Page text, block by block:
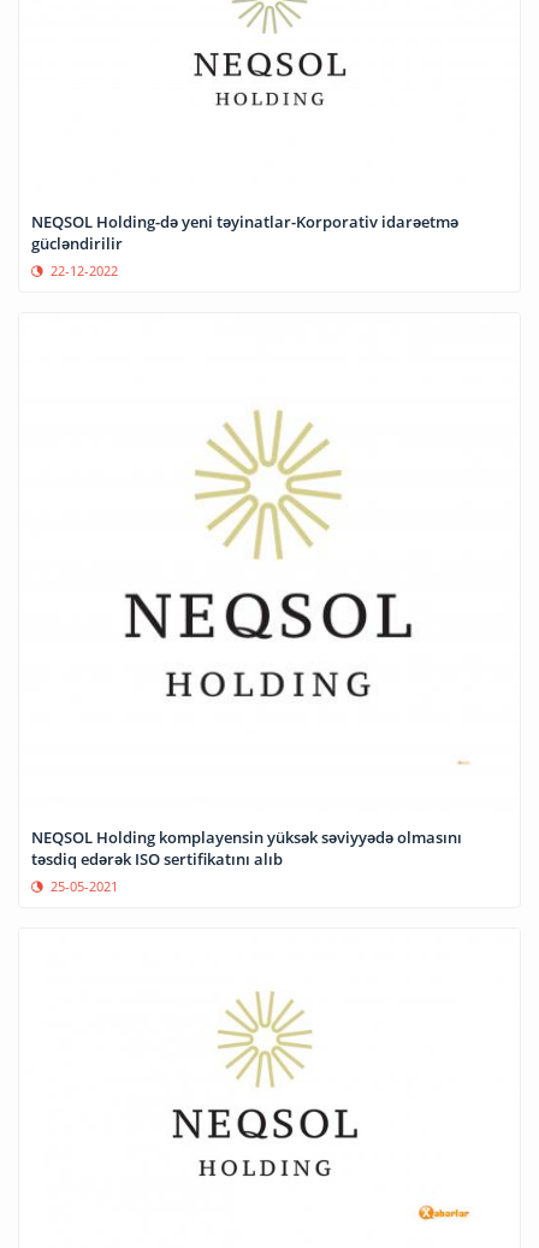
NEQSOL Holding-də yeni təyinatlar-Korporativ idarəetmə
gücləndirilir
22-12-2022
NEQSOL Holding komplayensin yüksək səviyyədə olmasını
təsdiq edərək ISO sertifikatını alıb
25-05-2021